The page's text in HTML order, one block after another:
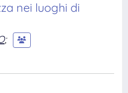
nei luoghi di
;